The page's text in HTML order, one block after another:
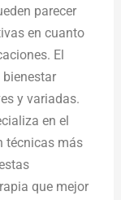
parecer
en cuanto
El
y variadas.
en el
técnicas más
que mejor